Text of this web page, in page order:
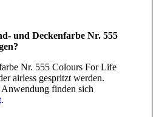
und Deckenfarbe Nr. 555
Nr. 555 Colours For Life
airless gespritzt werden.
finden sich
.